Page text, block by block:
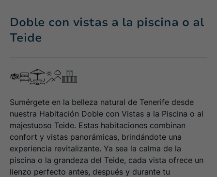
Doble con vistas a la piscina o al
Teide
Sumérgete en la belleza natural de Tenerife desde
nuestra Habitación Doble con Vistas a la Piscina o al
majestuoso Teide. Estas habitaciones combinan
confort y vistas panorámicas, brindándote una
experiencia revitalizante. Ya sea la calma de la
piscina o la grandeza del Teide, cada vista ofrece un
lienzo perfecto antes, después y durante tu